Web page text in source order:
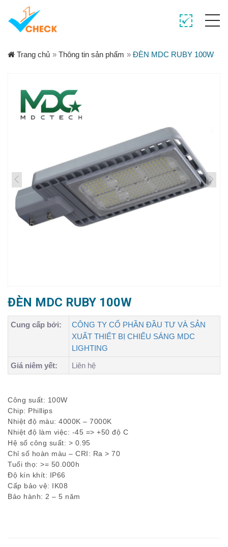
Trang chủ » Thông tin sản phẩm » ĐÈN MDC RUBY 100W
ĐÈN MDC RUBY 100W
Cung cấp bởi:
CÔNG TY CỔ PHẦN ĐẦU TƯ VÀ SẢN
XUẤT THIẾT BỊ CHIẾU SÁNG MDC
LIGHTING
Giá niêm yết:
Liên hệ
Công suất: 100W
Chip: Phillips
Nhiệt độ màu: 4000K – 7000K
Nhiệt độ làm việc: -45 => +50 độ C
Hệ số công suất: > 0.95
Chỉ số hoàn màu – CRI: Ra > 70
Tuổi thọ: >= 50.000h
Độ kín khít: IP66
Cấp bảo vệ: IK08
Bảo hành: 2 – 5 năm